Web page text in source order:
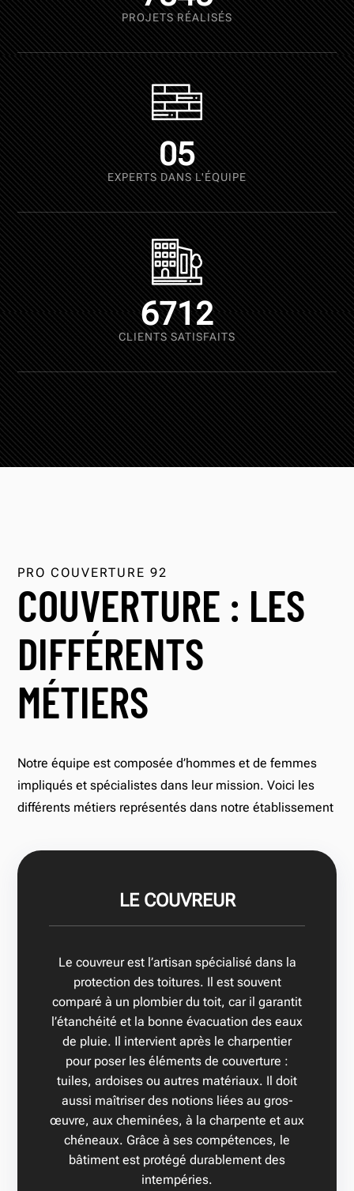
PROJETS RÉALISÉS
05
EXPERTS DANS L'ÉQUIPE
6712
CLIENTS SATISFAITS
PRO COUVERTURE 92
COUVERTURE : LES
DIFFÉRENTS
MÉTIERS
Notre équipe est composée d’hommes et de femmes
impliqués et spécialistes dans leur mission. Voici les
différents métiers représentés dans notre établissement
LE COUVREUR
Le couvreur est l’artisan spécialisé dans la
protection des toitures. Il est souvent
comparé à un plombier du toit, car il garantit
l’étanchéité et la bonne évacuation des eaux
de pluie. Il intervient après le charpentier
pour poser les éléments de couverture :
tuiles, ardoises ou autres matériaux. Il doit
aussi maîtriser des notions liées au gros-
œuvre, aux cheminées, à la charpente et aux
chéneaux. Grâce à ses compétences, le
bâtiment est protégé durablement des
intempéries.